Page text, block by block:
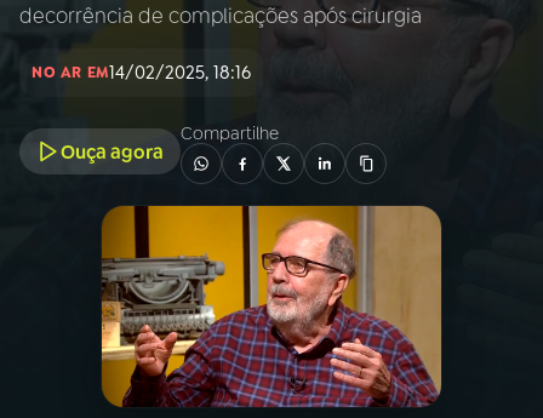
AO VIVO
PROGRAMAÇÃO
PROGRAMAS
decorrência de complicações após cirurgia
NO AR EM14/02/2025, 18:16
Ouça agora
Compartilhe